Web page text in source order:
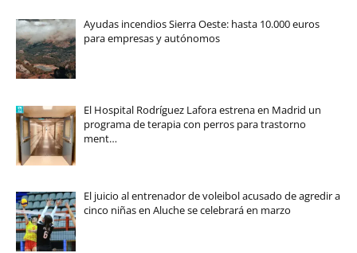
Ayudas incendios Sierra Oeste: hasta 10.000 euros
para empresas y autónomos
El Hospital Rodríguez Lafora estrena en Madrid un
programa de terapia con perros para trastorno
ment…
El juicio al entrenador de voleibol acusado de agredir a
cinco niñas en Aluche se celebrará en marzo